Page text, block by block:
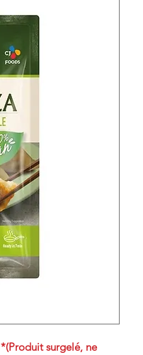
*(Produit surgelé, ne